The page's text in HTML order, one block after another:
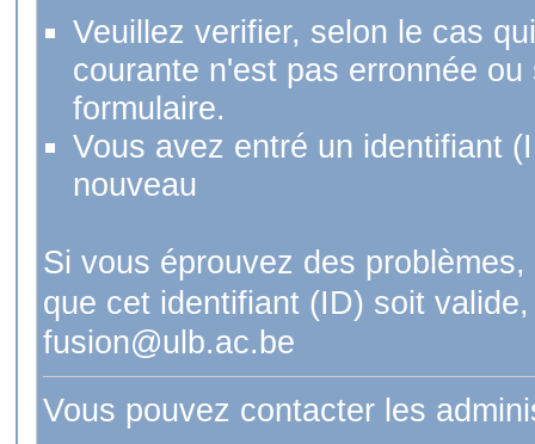
Veuillez verifier, selon le cas
courante n'est pas erronnée
formulaire.
Vous avez entré un identifiant
nouveau
Si vous éprouvez des
que cet identifiant (ID) soit
fusion@ulb.ac.be
Vous pouvez contacter les